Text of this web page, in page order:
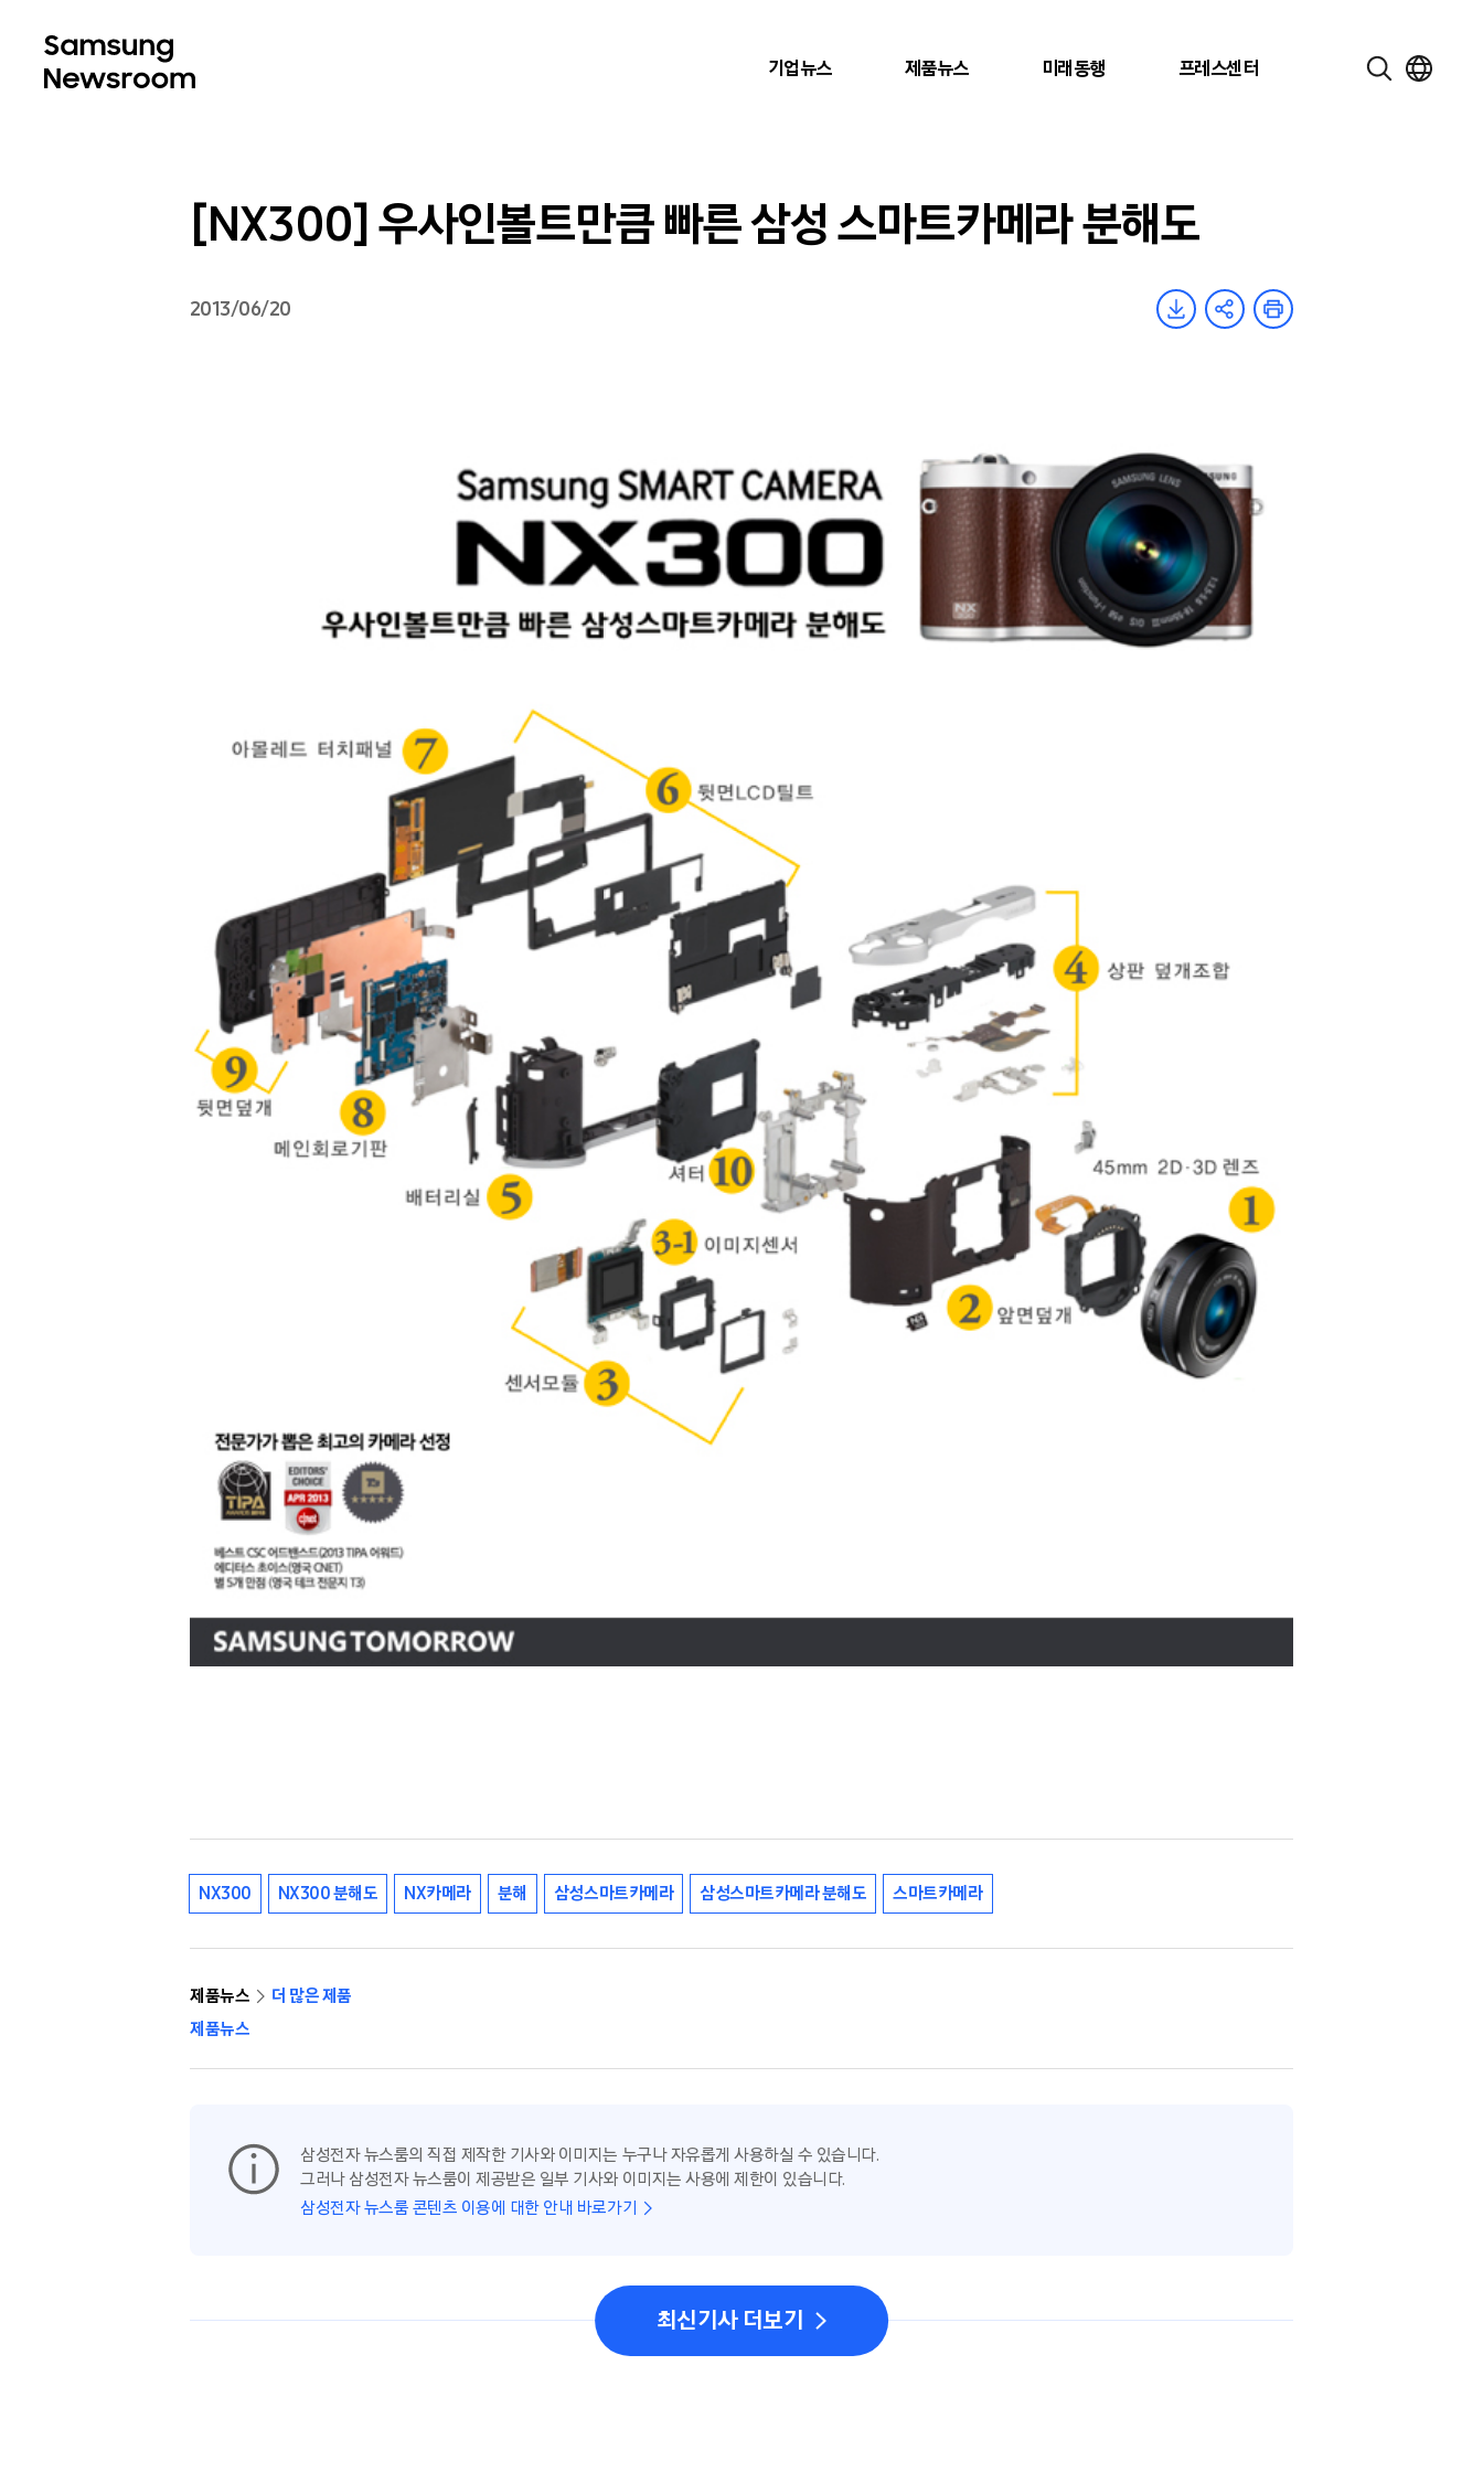
기업뉴스 제품뉴스 미래동행 프레스센터
[NX300] 우사인볼트만큼 빠른 삼성 스마트카메라 분해도
2013/06/20
NX300 NX300 분해도 NX카메라 분해 삼성스마트카메라 삼성스마트카메라 분해도 스마트카메라
제품뉴스
더 많은 제품
제품뉴스
삼성전자 뉴스룸의 직접 제작한 기사와 이미지는 누구나 자유롭게 사용하실 수 있습니다.
그러나 삼성전자 뉴스룸이 제공받은 일부 기사와 이미지는 사용에 제한이 있습니다.
삼성전자 뉴스룸 콘텐츠 이용에 대한 안내 바로가기
최신기사 더보기